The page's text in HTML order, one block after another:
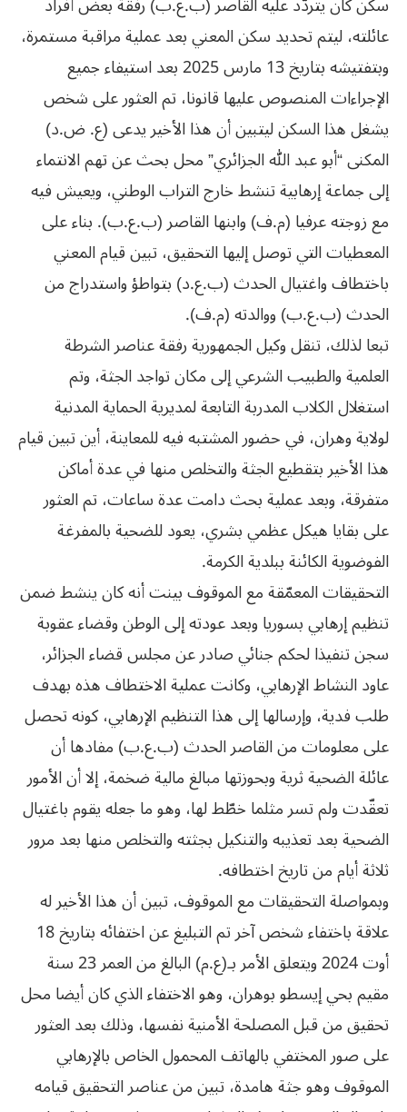
عائلته، ليتم تحديد سكن المعني بعد عملية مراقبة مستمرة،
وبتفتيشه بتاريخ 13 مارس 2025 بعد استيفاء جميع
الإجراءات المنصوص عليها قانونا، تم العثور على شخص
يشغل هذا السكن ليتبين أن هذا الأخير يدعى (ع. ض.د)
المكنى “أبو عبد الله الجزائري” محل بحث عن تهم الانتماء
إلى جماعة إرهابية تنشط خارج التراب الوطني، ويعيش فيه
مع زوجته عرفيا (م.ف) وابنها القاصر (ب.ع.ب). بناء على
المعطيات التي توصل إليها التحقيق، تبين قيام المعني
باختطاف واغتيال الحدث (ب.ع.د) بتواطؤ واستدراج من
الحدث (ب.ع.ب) ووالدته (م.ف).
تبعا لذلك، تنقل وكيل الجمهورية رفقة عناصر الشرطة
العلمية والطبيب الشرعي إلى مكان تواجد الجثة، وتم
استغلال الكلاب المدربة التابعة لمديرية الحماية المدنية
لولاية وهران، في حضور المشتبه فيه للمعاينة، أين تبين قيام
هذا الأخير بتقطيع الجثة والتخلص منها في عدة أماكن
متفرقة، وبعد عملية بحث دامت عدة ساعات، تم العثور
على بقايا هيكل عظمي بشري، يعود للضحية بالمفرغة
الفوضوية الكائنة ببلدية الكرمة.
التحقيقات المعمّقة مع الموقوف بينت أنه كان ينشط ضمن
تنظيم إرهابي بسوريا وبعد عودته إلى الوطن وقضاء عقوبة
سجن تنفيذا لحكم جنائي صادر عن مجلس قضاء الجزائر،
عاود النشاط الإرهابي، وكانت عملية الاختطاف هذه بهدف
طلب فدية، وإرسالها إلى هذا التنظيم الإرهابي، كونه تحصل
على معلومات من القاصر الحدث (ب.ع.ب) مفادها أن
عائلة الضحية ثرية وبحوزتها مبالغ مالية ضخمة، إلا أن الأمور
تعقّدت ولم تسر مثلما خطّط لها، وهو ما جعله يقوم باغتيال
الضحية بعد تعذيبه والتنكيل بجثته والتخلص منها بعد مرور
ثلاثة أيام من تاريخ اختطافه.
وبمواصلة التحقيقات مع الموقوف، تبين أن هذا الأخير له
علاقة باختفاء شخص آخر تم التبليغ عن اختفائه بتاريخ 18
أوت 2024 ويتعلق الأمر بـ(ع.م) البالغ من العمر 23 سنة
مقيم بحي إيسطو بوهران، وهو الاختفاء الذي كان أيضا محل
تحقيق من قبل المصلحة الأمنية نفسها، وذلك بعد العثور
على صور المختفي بالهاتف المحمول الخاص بالإرهابي
الموقوف وهو جثة هامدة، تبين من عناصر التحقيق قيامه